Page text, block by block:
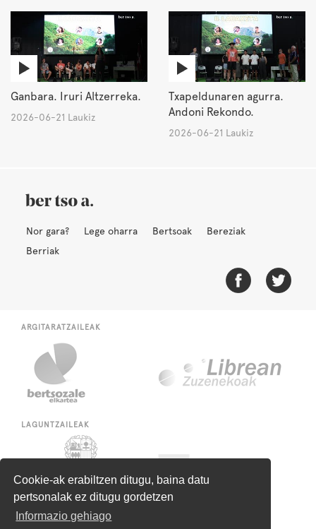
Cookie-ak erabiltzen ditugu, baina datu
pertsonalak ez ditugu gordetzen
Informazio gehiago
Ganbara. Iruri Altzerreka.
2026-06-21 Laukiz
Txapeldunaren agurra.
Andoni Rekondo.
2026-06-21 Laukiz
Nor gara? Lege oharra Bertsoak
Bereziak
Berriak
ARGITARATZAILEAK
LAGUNTZAILEAK